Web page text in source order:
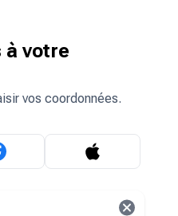
à votre
vos coordonnées.